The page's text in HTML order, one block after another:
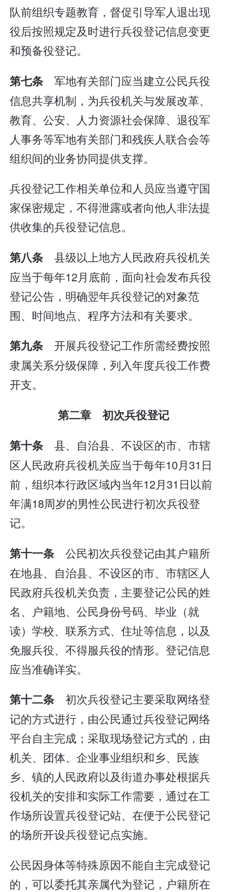
队前组织专题教育，督促引导军人退出现
役后按照规定及时进行兵役登记信息变更
和预备役登记。
第七条军地有关部门应当建立公民兵役
信息共享机制，为兵役机关与发展改革、
教育、公安、人力资源社会保障、退役军
人事务等军地有关部门和残疾人联合会等
组织间的业务协同提供支撑。
兵役登记工作相关单位和人员应当遵守国
家保密规定，不得泄露或者向他人非法提
供收集的兵役登记信息。
第八条县级以上地方人民政府兵役机关
应当于每年12月底前，面向社会发布兵役
登记公告，明确翌年兵役登记的对象范
围、时间地点、程序方法和有关要求。
第九条开展兵役登记工作所需经费按照
隶属关系分级保障，列入年度兵役工作费
开支。
第二章 初次兵役登记
第十条县、自治县、不设区的市、市辖
区人民政府兵役机关应当于每年10月31日
前，组织本行政区域内当年12月31日以前
年满18周岁的男性公民进行初次兵役登
记。
第十一条公民初次兵役登记由其户籍所
在地县、自治县、不设区的市、市辖区人
民政府兵役机关负责，主要登记公民的姓
名、户籍地、公民身份号码、毕业（就
读）学校、联系方式、住址等信息，以及
免服兵役、不得服兵役的情形。登记信息
应当准确详实。
第十二条初次兵役登记主要采取网络登
记的方式进行，由公民通过兵役登记网络
平台自主完成；采取现场登记方式的，由
机关、团体、企业事业组织和乡、民族
乡、镇的人民政府以及街道办事处根据兵
役机关的安排和实际工作需要，通过在工
作场所设置兵役登记站、在便于公民登记
的场所开设兵役登记点实施。
公民因身体等特殊原因不能自主完成登记
的，可以委托其亲属代为登记，户籍所在